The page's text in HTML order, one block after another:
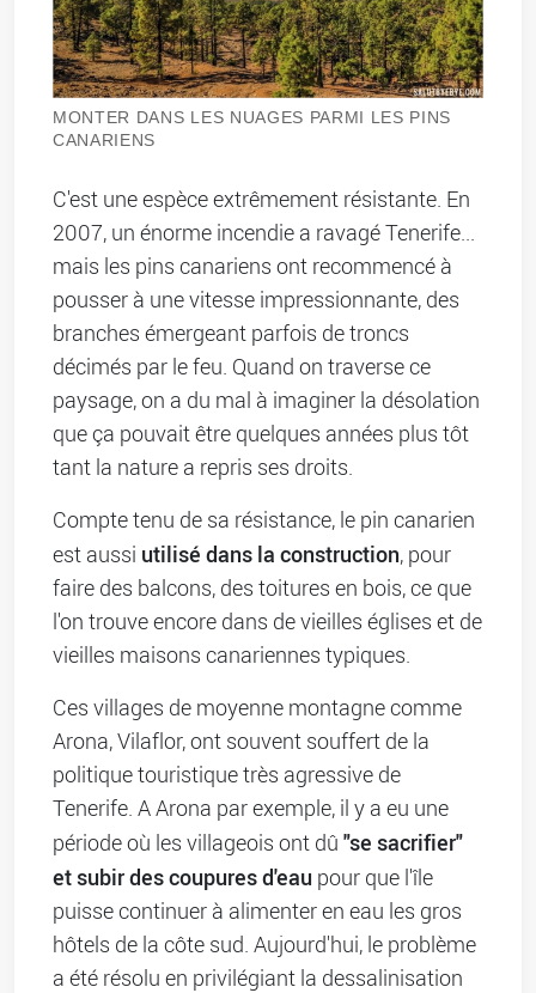
MONTER DANS LES NUAGES PARMI LES PINS
CANARIENS
C'est une espèce extrêmement résistante. En
2007, un énorme incendie a ravagé Tenerife...
mais les pins canariens ont recommencé à
pousser à une vitesse impressionnante, des
branches émergeant parfois de troncs
décimés par le feu. Quand on traverse ce
paysage, on a du mal à imaginer la désolation
que ça pouvait être quelques années plus tôt
tant la nature a repris ses droits.
Compte tenu de sa résistance, le pin canarien
est aussi utilisé dans la construction, pour
faire des balcons, des toitures en bois, ce que
l'on trouve encore dans de vieilles églises et de
vieilles maisons canariennes typiques.
Ces villages de moyenne montagne comme
Arona, Vilaflor, ont souvent souffert de la
politique touristique très agressive de
Tenerife. A Arona par exemple, il y a eu une
période où les villageois ont dû "se sacrifier"
et subir des coupures d'eau pour que l'île
puisse continuer à alimenter en eau les gros
hôtels de la côte sud. Aujourd'hui, le problème
a été résolu en privilégiant la dessalinisation